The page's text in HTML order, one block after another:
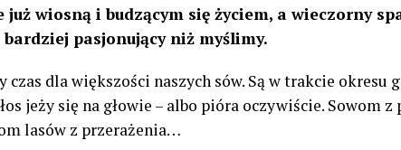
już wiosną i budzącym się życiem, a wieczorny
pasjonujący niż myślimy.
czas dla większości naszych sów. Są w trakcie okresu
jeży się na głowie – albo pióra oczywiście. Sowom z
lasów z przerażenia…